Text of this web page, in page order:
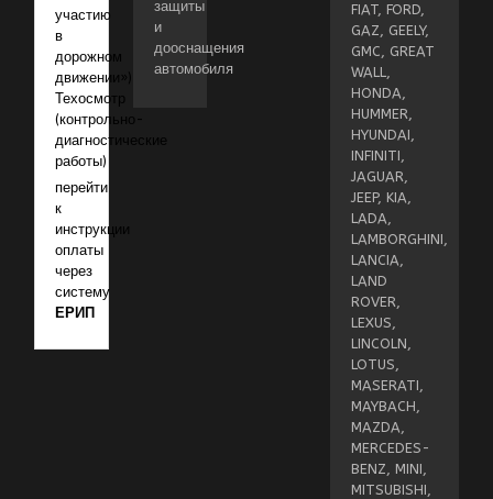
участию
в
дорожном
движении»)
Техосмотр
(контрольно-
диагностические
работы)
перейти
к
инструкции
оплаты
через
систему
ЕРИП
защиты
и
дооснащения
автомобиля
FIAT, FORD,
GAZ, GEELY,
GMC, GREAT
WALL,
HONDA,
HUMMER,
HYUNDAI,
INFINITI,
JAGUAR,
JEEP, KIA,
LADA,
LAMBORGHINI,
LANCIA,
LAND
ROVER,
LEXUS,
LINCOLN,
LOTUS,
MASERATI,
MAYBACH,
MAZDA,
MERCEDES-
BENZ, MINI,
MITSUBISHI,